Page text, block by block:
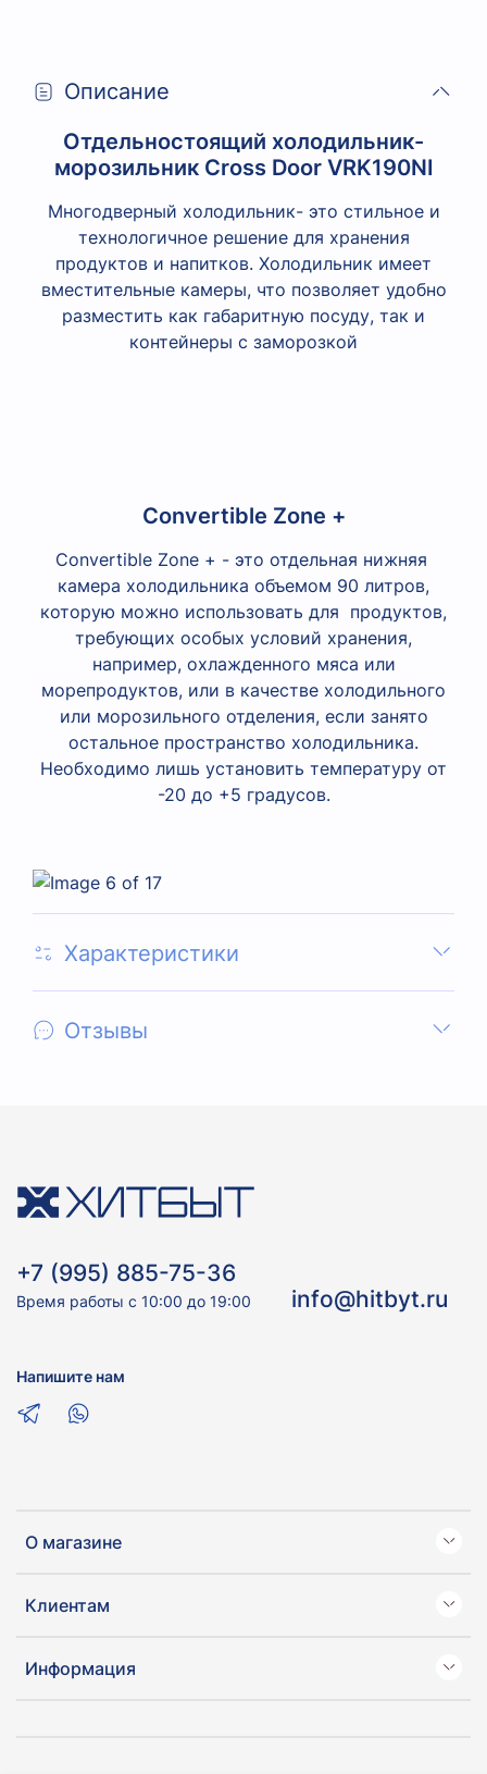
Описание
Отдельностоящий холодильник-
морозильник Cross Door VRK190NI
Многодверный холодильник- это стильное и
технологичное решение для хранения
продуктов и напитков. Холодильник имеет
вместительные камеры, что позволяет удобно
разместить как габаритную посуду, так и
контейнеры с заморозкой
Convertible Zone +
Convertible Zone + - это отдельная нижняя
камера холодильника объемом 90 литров,
которую можно использовать для продуктов,
требующих особых условий хранения,
например, охлажденного мяса или
морепродуктов, или в качестве холодильного
или морозильного отделения, если занято
остальное пространство холодильника.
Необходимо лишь установить температуру от
-20 до +5 градусов.
Характеристики
Отзывы
О магазине
Клиентам
Информация
+7 (995) 885-75-36
Время работы с 10:00 до 19:00 info@hitbyt.ru
Напишите нам